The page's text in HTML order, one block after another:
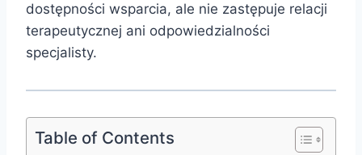
dostępności wsparcia, ale nie zastępuje relacji
terapeutycznej ani odpowiedzialności
specjalisty.
Table of Contents